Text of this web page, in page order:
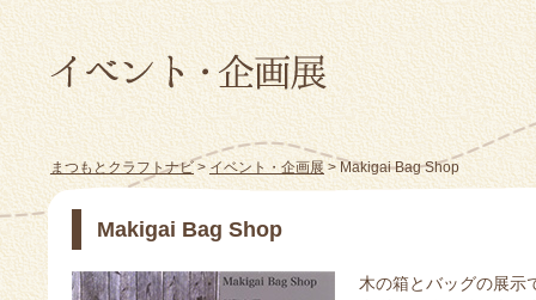
まつもとクラフトナビ>イベント・企画展> Makigai Bag Shop
Makigai Bag Shop
木の箱とバッグの展示